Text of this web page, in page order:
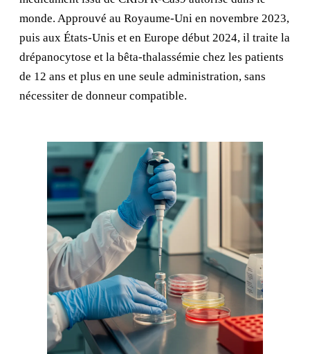
monde. Approuvé au Royaume-Uni en novembre 2023,
puis aux États-Unis et en Europe début 2024, il traite la
drépanocytose et la bêta-thalassémie chez les patients
de 12 ans et plus en une seule administration, sans
nécessiter de donneur compatible.